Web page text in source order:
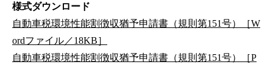
様式ダウンロード
自動車税環境性能割徴収猶予申請書（規則第151号）［W
ordファイル／18KB］
自動車税環境性能割徴収猶予申請書（規則第151号）［P